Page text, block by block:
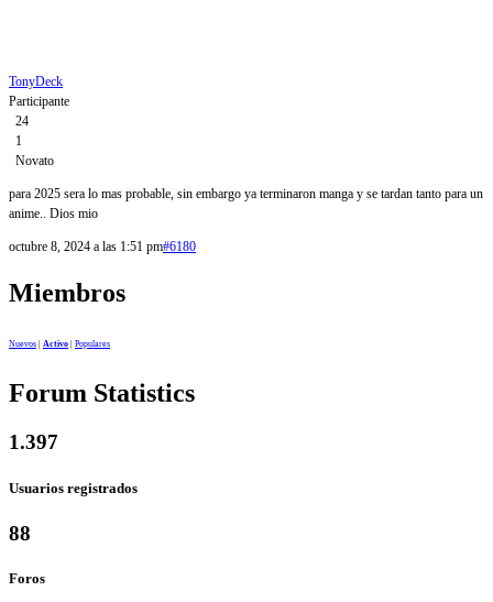
TonyDeck
Participante
24
1
Novato
para 2025 sera lo mas probable, sin embargo ya terminaron manga y se tardan tanto para un
anime.. Dios mio
octubre 8, 2024 a las 1:51 pm#6180
Miembros
Nuevos | Activo | Populares
Forum Statistics
1.397
Usuarios registrados
88
Foros